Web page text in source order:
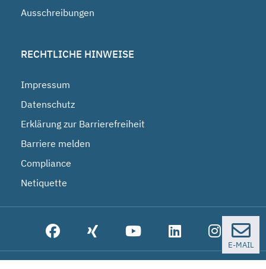
Ausschreibungen
RECHTLICHE HINWEISE
Impressum
Datenschutz
Erklärung zur Barrierefreiheit
Barriere melden
Compliance
Netiquette
E-MAIL